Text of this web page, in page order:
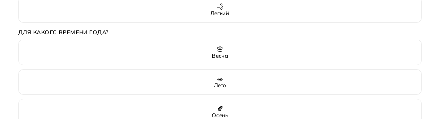
💨
Легкий
ДЛЯ КАКОГО ВРЕМЕНИ ГОДА?
🌸
Весна
☀️
Лето
🍂
Осень